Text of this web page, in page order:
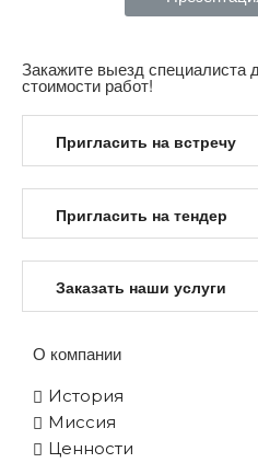
Закажите выезд специалиста
стоимости работ!
Пригласить на встречу
Пригласить на тендер
Заказать наши услуги
О компании
История
Миссия
Ценности